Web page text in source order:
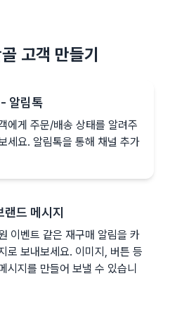
고객 만들기
알림톡
에게 주문/배송 상태를 알려주
세요. 알림톡을 통해 채널 추가
드 메시지
이벤트 같은 재구매 알림을 카
로 보내보세요. 이미지, 버튼 등
시지를 만들어 보낼 수 있습니